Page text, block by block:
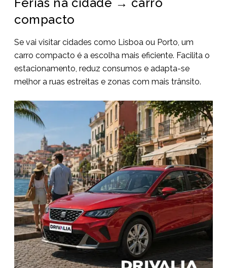
compacto
Se vai visitar cidades como Lisboa ou Porto, um
carro compacto é a escolha mais eficiente. Facilita o
estacionamento, reduz consumos e adapta-se
melhor a ruas estreitas e zonas com mais trânsito.